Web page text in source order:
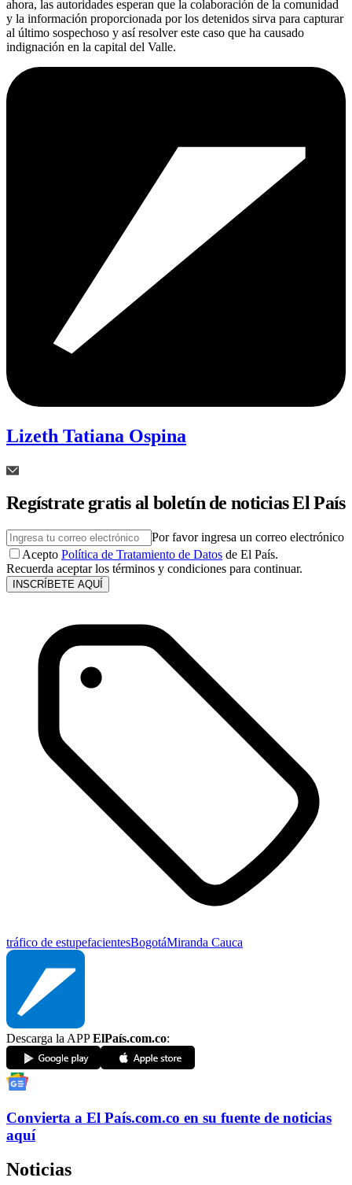
ahora, las autoridades esperan que la colaboración de la comunidad
y la información proporcionada por los detenidos sirva para capturar
al último sospechoso y así resolver este caso que ha causado
indignación en la capital del Valle.
Lizeth Tatiana Ospina
Regístrate gratis al boletín de noticias El País
Por favor ingresa un correo electrónico
Acepto Política de Tratamiento de Datos de El País.
Recuerda aceptar los términos y condiciones para continuar.
INSCRÍBETE AQUÍ
tráfico de estupefacientesBogotáMiranda Cauca
Descarga la APPElPaís.com.co:
Convierta a El País.com.co en su fuente de noticias
aquí
Noticias